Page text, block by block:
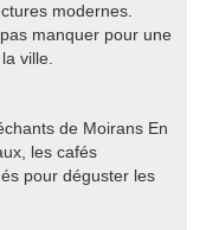
modernes.
manquer pour une
ville.
de Moirans En
les cafés
pour déguster les